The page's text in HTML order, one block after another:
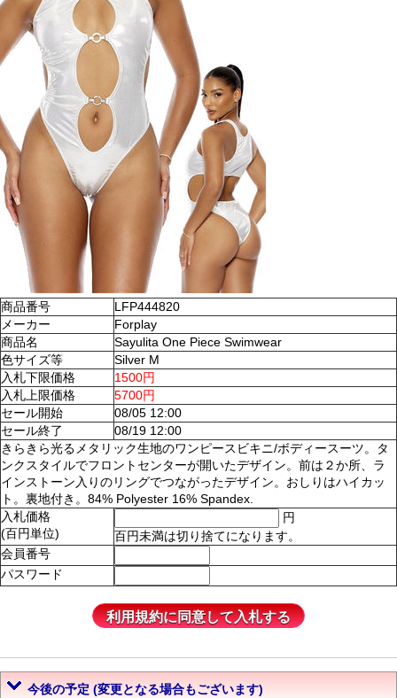
商品番号
LFP444820
メーカー
Forplay
商品名
Sayulita One Piece Swimwear
色サイズ等
Silver M
入札下限価格
1500円
入札上限価格
5700円
セール開始
08/05 12:00
セール終了
08/19 12:00
きらきら光るメタリック生地のワンピースビキニ/ボディースーツ。タ
ンクスタイルでフロントセンターが開いたデザイン。前は２か所、ラ
インストーン入りのリングでつながったデザイン。おしりはハイカッ
ト。裏地付き。84% Polyester 16% Spandex.
入札価格
(百円単位)
円
百円未満は切り捨てになります。
会員番号
パスワード
今後の予定 (変更となる場合もございます)